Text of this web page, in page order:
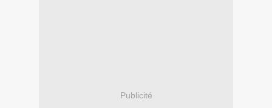
Publicité